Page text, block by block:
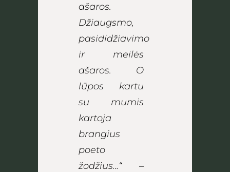
ašaros.
Džiaugsmo,
pasididžiavimo
ir meilės
ašaros. O
lūpos kartu
su mumis
kartoja
brangius
poeto
žodžius…“ –